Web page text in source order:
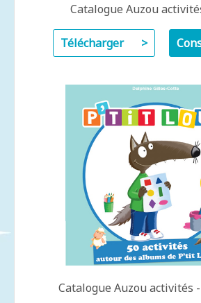
Catalogue Auzou
Télécharger
Catalogue Auzou activités